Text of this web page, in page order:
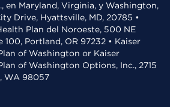
en Maryland, Virginia, y Washington,
Drive, Hyattsville, MD, 20785 •
Plan del Noroeste, 500 NE
100, Portland, OR 97232 • Kaiser
of Washington or Kaiser
of Washington Options, Inc., 2715
WA 98057